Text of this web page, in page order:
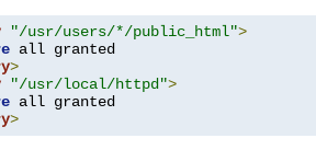
"/usr/users/*/public_html">
>
"/usr/local/httpd">
>